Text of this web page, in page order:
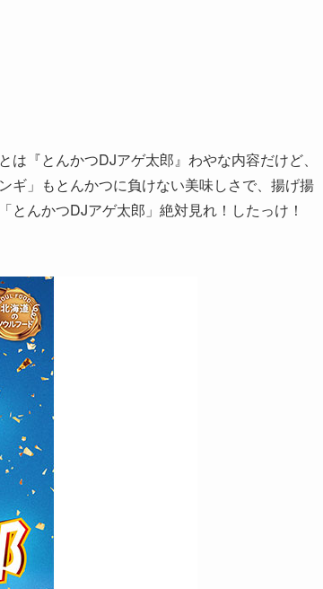
『とんかつDJアゲ太郎』わやな内容だけど、
ギ」もとんかつに負けない美味しさで、揚げ揚
んかつDJアゲ太郎」絶対見れ！したっけ！